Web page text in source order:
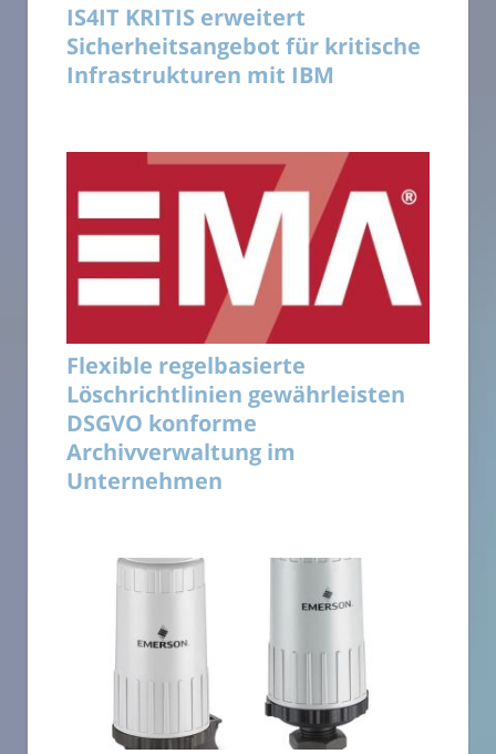
IS4IT KRITIS erweitert
Sicherheitsangebot für kritische
Infrastrukturen mit IBM
Flexible regelbasierte
Löschrichtlinien gewährleisten
DSGVO konforme
Archivverwaltung im
Unternehmen